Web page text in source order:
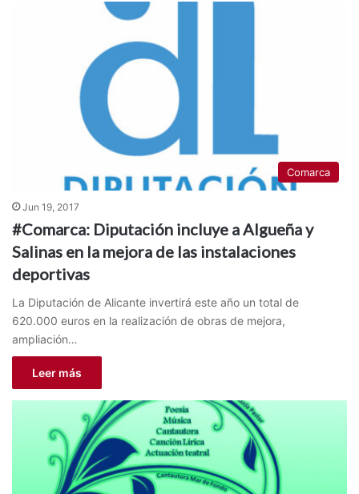
Comarca
Jun 19, 2017
#Comarca: Diputación incluye a Algueña y
Salinas en la mejora de las instalaciones
deportivas
La Diputación de Alicante invertirá este año un total de
620.000 euros en la realización de obras de mejora,
ampliación…
Leer más